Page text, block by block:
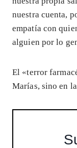
nuestra cuenta,
empatía con
alguien por lo
El «terror
Marías, sino en